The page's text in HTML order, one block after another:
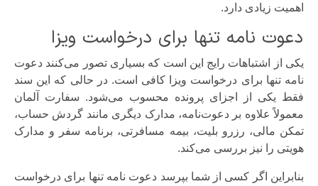
اهمیت زیادی دارد.
دعوت نامه تنها برای درخواست ویزا
یکی از اشتباهات رایج این است که بسیاری تصور می‌کنند دعوت
نامه تنها برای درخواست ویزا کافی است. در حالی که این سند
فقط یکی از اجزای پرونده محسوب می‌شود. سفارت آلمان
معمولاً علاوه بر دعوت‌نامه، مدارک دیگری مانند گردش حساب،
تمکن مالی، رزرو بلیت، بیمه مسافرتی، برنامه سفر و مدارک
هویتی را نیز بررسی می‌کند.
بنابراین اگر کسی از شما بپرسد دعوت نامه تنها برای درخواست